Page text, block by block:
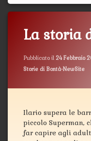
La storia
Pubblicato il 24 Febbraio
Categorie:
Storie di Bontà-NewSite
Ilario supera le
piccolo Superman,
far capire agli